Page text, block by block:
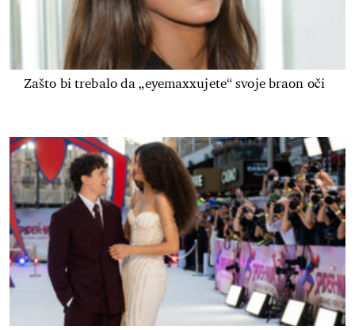
Zašto bi trebalo da „eyemaxxujete“ svoje braon oči